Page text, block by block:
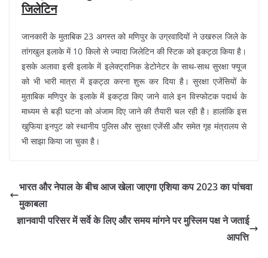
जिलेटिन
जानकारी के मुताबिक 23 अगस्त को मणिपुर के उग्रवादियों ने उखरुल जिले के
तांगखुल इलाके में 10 किलो से ज्यादा जिलेटिन की स्टिक को इकट्ठा किया है।
इसके अलावा इसी इलाके में इलेक्ट्रानिक डेटोनेटर के साथ-साथ सुरक्षा फ्यूज
को भी भारी मात्रा में इकट्ठा करना शुरू कर दिया है। सुरक्षा एजेंसियों के
मुताबिक मणिपुर के इलाके में इकट्ठा किए जाने वाले इन विस्फोटक पदार्थ के
माध्यम से बड़ी घटना को अंजाम दिए जाने की तैयारी चल रही है। हालांकि इस
खुफिया इनपुट को स्थानीय पुलिस और सुरक्षा एजेंसी और समेत गृह मंत्रालय से
भी साझा किया जा चुका है।
भारत और नेपाल के बीच आज खेला जाएगा एशिया कप 2023 का पांचवा
मुकाबला
ज्ञानवापी परिसर में सर्वे के लिए और समय मांगने पर मुस्लिम पक्ष ने जताई
आपत्ति